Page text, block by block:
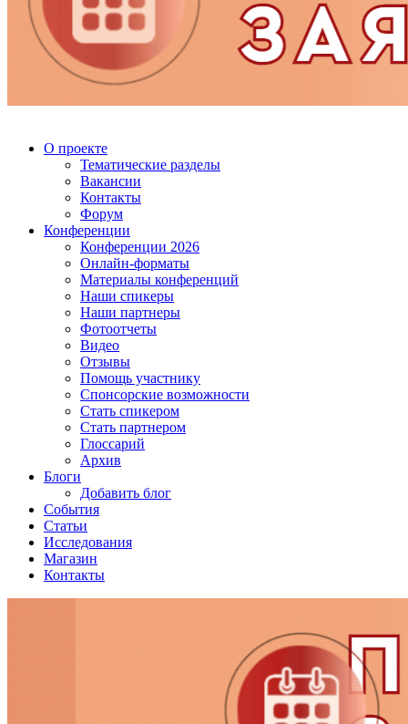
О проекте
Тематические разделы
Вакансии
Контакты
Форум
Конференции
Конференции 2026
Онлайн-форматы
Материалы конференций
Наши спикеры
Наши партнеры
Фотоотчеты
Видео
Отзывы
Помощь участнику
Спонсорские возможности
Стать спикером
Стать партнером
Глоссарий
Архив
Блоги
Добавить блог
События
Статьи
Исследования
Магазин
Контакты